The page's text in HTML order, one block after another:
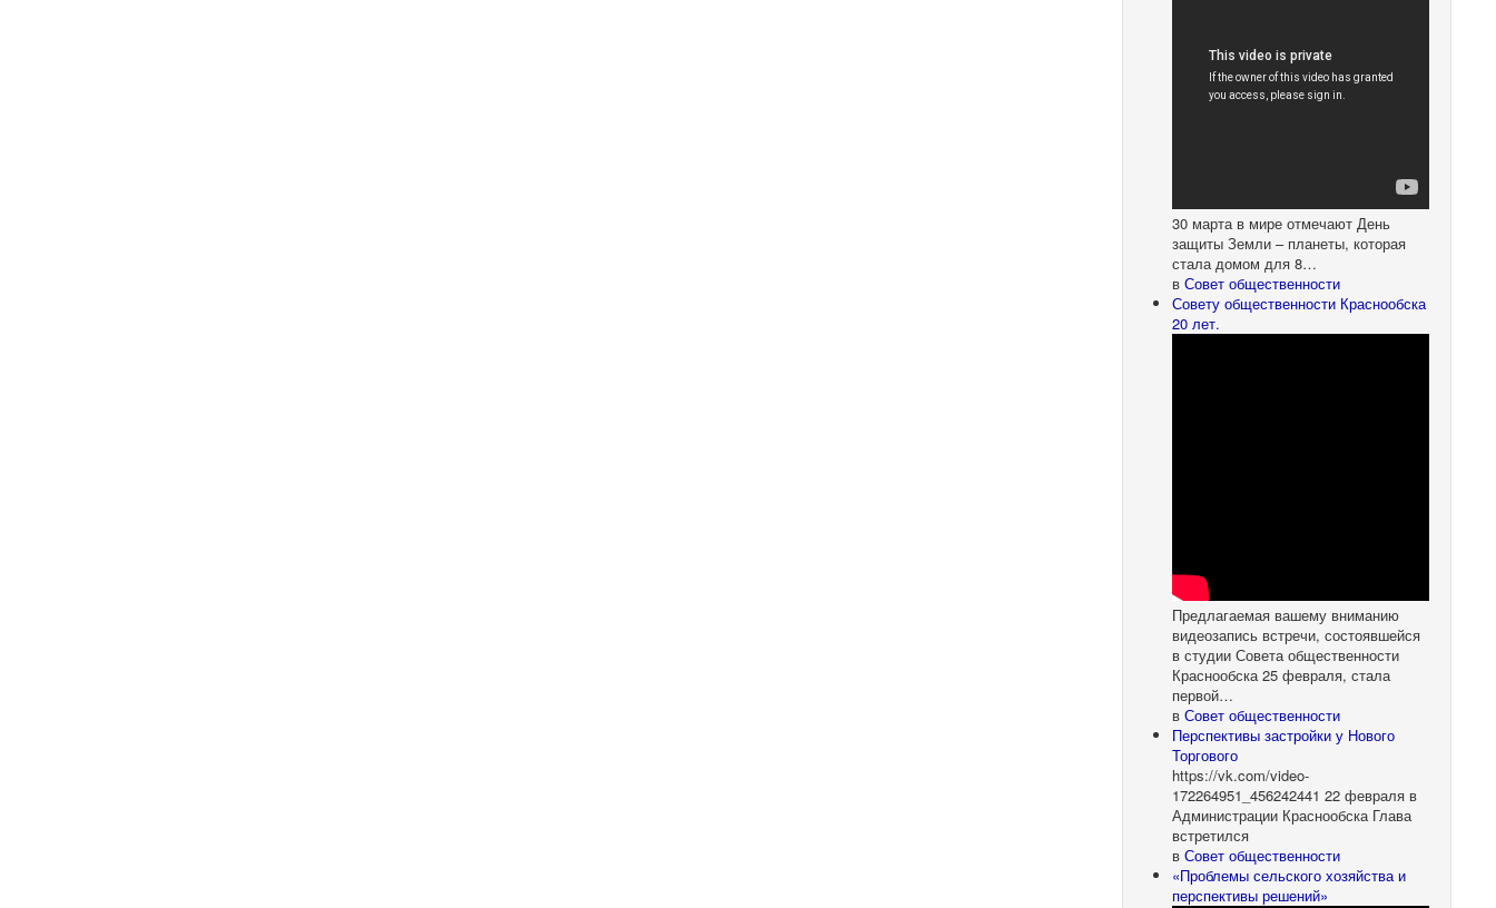
30 марта в мире отмечают День
защиты Земли – планеты, которая
стала домом для 8…
вСовет общественности
Совету общественности Краснообска
20 лет.
Предлагаемая вашему вниманию
видеозапись встречи, состоявшейся
в студии Совета общественности
Краснообска 25 февраля, стала
первой…
вСовет общественности
Перспективы застройки у Нового
Торгового
https://vk.com/video-
172264951_456242441 22 февраля в
Администрации Краснообска Глава
встретился
вСовет общественности
«Проблемы сельского хозяйства и
перспективы решений»